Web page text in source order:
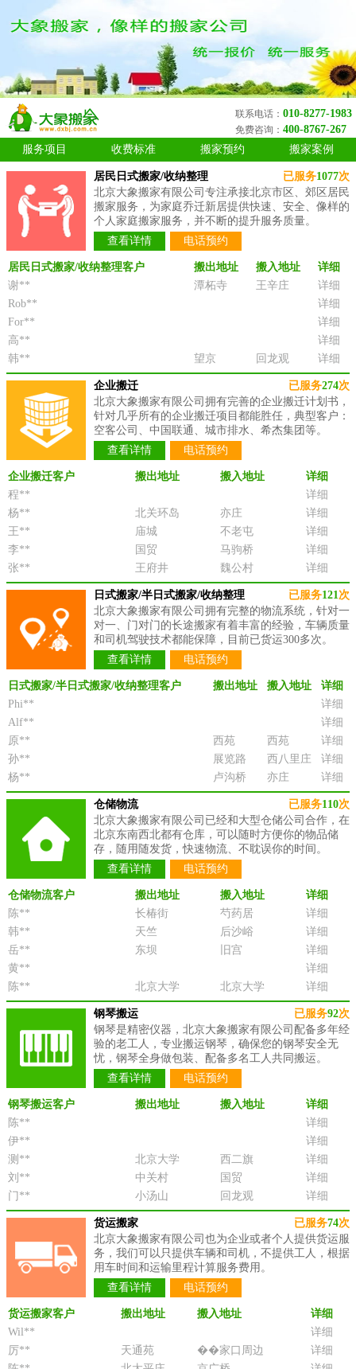
联系电话： 010-8277-1983
免费咨询： 400-8767-267
服务项目
收费标准 搬家预约 搬家案例
已服务1077次
居民日式搬家/收纳整理
北京大象搬家有限公司专注承接北京市区、郊区居民
搬家服务，为家庭乔迁新居提供快速、安全、像样的
个人家庭搬家服务，并不断的提升服务质量。
查看详情
电话预约
居民日式搬家/收纳整理客户 搬出地址 搬入地址
详细
谢**
潭柘寺 王辛庄
详细
Rob**
详细
For**
详细
高**
详细
韩**
望京 回龙观 详细
已服务274次
企业搬迁
北京大象搬家有限公司拥有完善的企业搬迁计划书，
针对几乎所有的企业搬迁项目都能胜任，典型客户：
空客公司、中国联通、城市排水、希杰集团等。
查看详情
电话预约
企业搬迁客户 搬出地址 搬入地址
详细
程**
详细
杨**
北关环岛 亦庄
详细
王**
庙城 不老屯
详细
李**
国贸 马驹桥
详细
张**
王府井 魏公村 详细
已服务121次
日式搬家/半日式搬家/收纳整理
北京大象搬家有限公司拥有完整的物流系统，针对一
对一、门对门的长途搬家有着丰富的经验，车辆质量
和司机驾驶技术都能保障，目前已货运300多次。
查看详情
电话预约
日式搬家/半日式搬家/收纳整理客户 搬出地址 搬入地址
详细
Phi**
详细
Alf**
详细
原**
西苑 西苑
详细
孙**
展览路 西八里庄
详细
杨**
卢沟桥 亦庄 详细
已服务110次
仓储物流
北京大象搬家有限公司已经和大型仓储公司合作，在
北京东南西北都有仓库，可以随时方便你的物品储
存，随用随发货，快速物流、不耽误你的时间。
查看详情
电话预约
仓储物流客户 搬出地址 搬入地址
详细
陈**
长椿街 芍药居
详细
韩**
天竺 后沙峪
详细
岳**
东坝 旧宫
详细
黄**
详细
陈**
北京大学 北京大学 详细
已服务92次
钢琴搬运
钢琴是精密仪器，北京大象搬家有限公司配备多年经
验的老工人，专业搬运钢琴，确保您的钢琴安全无
忧，钢琴全身做包装、配备多名工人共同搬运。
查看详情
电话预约
钢琴搬运客户 搬出地址 搬入地址
详细
陈**
详细
伊**
详细
测**
北京大学 西二旗
详细
刘**
中关村 国贸
详细
门**
小汤山 回龙观 详细
已服务74次
货运搬家
北京大象搬家有限公司也为企业或者个人提供货运服
务，我们可以只提供车辆和司机，不提供工人，根据
用车时间和运输里程计算服务费用。
查看详情
电话预约
货运搬家客户 搬出地址 搬入地址
详细
Wil**
详细
厉**
天通苑 ��家口周边
详细